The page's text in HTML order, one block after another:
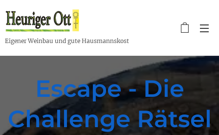
Eigener Weinbau und gute Hausmannskost
Escape - Die
Challenge Rätsel